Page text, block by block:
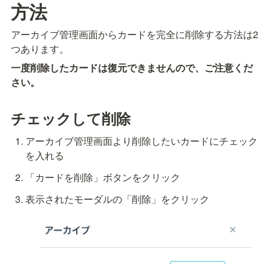
方法
アーカイブ管理画面からカードを完全に削除する方法は2
つあります。
一度削除したカードは復元できませんので、ご注意くだ
さい。
チェックして削除
アーカイブ管理画面より削除したいカードにチェック
を入れる
「カードを削除」ボタンをクリック
表示されたモーダルの「削除」をクリック